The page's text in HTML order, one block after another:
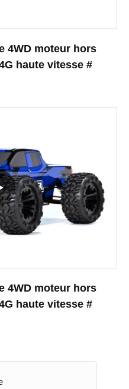
4WD moteur hors
haute vitesse #
4WD moteur hors
haute vitesse #